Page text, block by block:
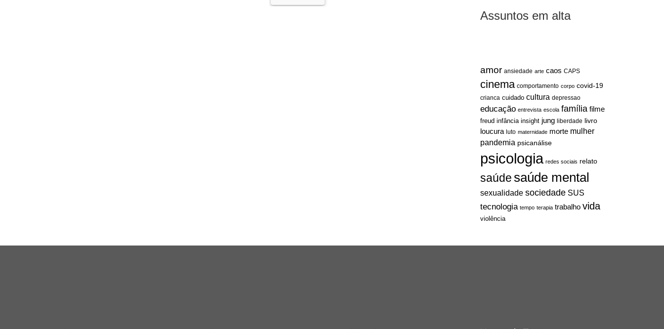
Assuntos em alta
amor ansiedade arte caos CAPS
cinema comportamento corpo covid-19
crianca cuidado cultura depressao
educação entrevista escola família filme
freud infância insight jung liberdade livro
loucura luto maternidade morte mulher
pandemia psicanálise
psicologia redes sociais relato
saúdesaúde mental
sexualidade sociedade SUS
tecnologia tempo terapia trabalho vida
violência